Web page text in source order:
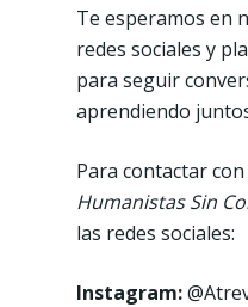
Te esperamos en
redes sociales y
para seguir
aprendiendo
Para contactar
Humanistas Sin
las redes sociales:
Instagram: